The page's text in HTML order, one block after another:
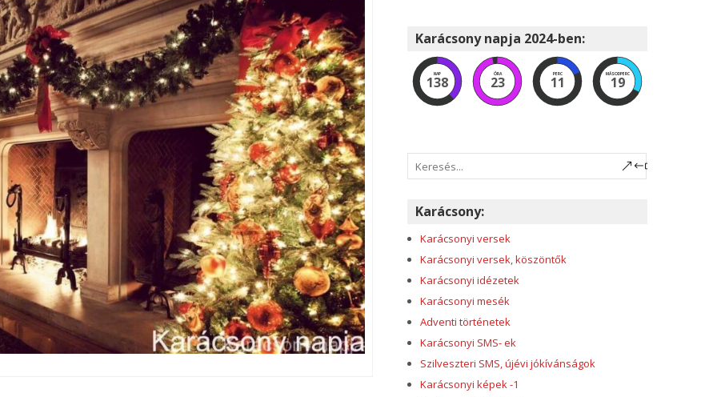
Karácsony napja 2024-ben:
NAP
138
ÓRA
23
PERC
11
MÁSODPERC
18
Karácsony:
Karácsonyi versek
Karácsonyi versek, köszöntők
Karácsonyi idézetek
Karácsonyi mesék
Adventi történetek
Karácsonyi SMS- ek
Szilveszteri SMS, újévi jókívánságok
Karácsonyi képek -1